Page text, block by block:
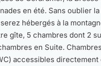
en été. Sans oublier
hébergés à la
gîte, 5 chambres dont 2
en Suite.
accessibles directement